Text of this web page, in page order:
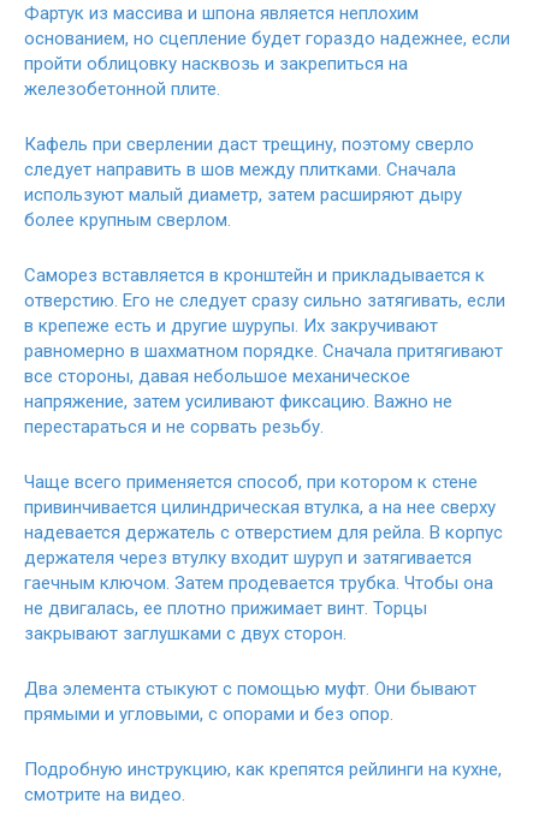
Фартук из массива и шпона является неплохим
основанием, но сцепление будет гораздо надежнее, если
пройти облицовку насквозь и закрепиться на
железобетонной плите.
Кафель при сверлении даст трещину, поэтому сверло
следует направить в шов между плитками. Сначала
используют малый диаметр, затем расширяют дыру
более крупным сверлом.
Саморез вставляется в кронштейн и прикладывается к
отверстию. Его не следует сразу сильно затягивать, если
в крепеже есть и другие шурупы. Их закручивают
равномерно в шахматном порядке. Сначала притягивают
все стороны, давая небольшое механическое
напряжение, затем усиливают фиксацию. Важно не
перестараться и не сорвать резьбу.
Чаще всего применяется способ, при котором к стене
привинчивается цилиндрическая втулка, а на нее сверху
надевается держатель с отверстием для рейла. В корпус
держателя через втулку входит шуруп и затягивается
гаечным ключом. Затем продевается трубка. Чтобы она
не двигалась, ее плотно прижимает винт. Торцы
закрывают заглушками с двух сторон.
Два элемента стыкуют с помощью муфт. Они бывают
прямыми и угловыми, с опорами и без опор.
Подробную инструкцию, как крепятся рейлинги на кухне,
смотрите на видео.